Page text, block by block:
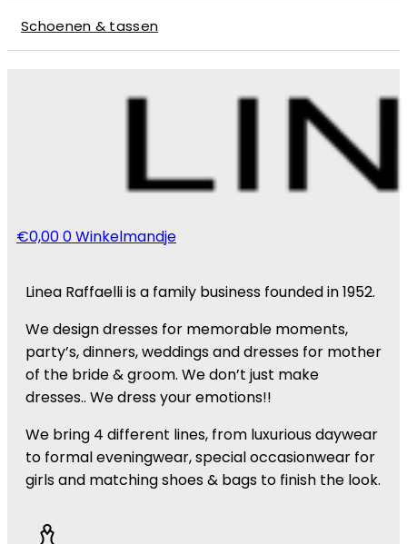
Schoenen & tassen
€0,000Winkelmandje
Linea Raffaelli is a family business founded in 1952.
We design dresses for memorable moments,
party’s, dinners, weddings and dresses for mother
of the bride & groom. We don’t just make
dresses.. We dress your emotions!!
We bring 4 different lines, from luxurious daywear
to formal eveningwear, special occasionwear for
girls and matching shoes & bags to finish the look.